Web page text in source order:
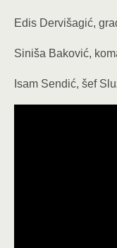
Edis Dervišagić,
Siniša Baković,
Isam Sendić, šef